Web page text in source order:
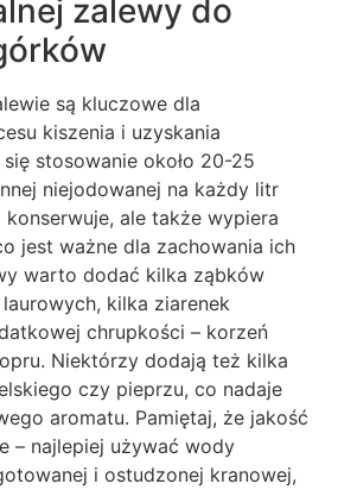
zalewy do
są kluczowe dla
kiszenia i uzyskania
stosowanie około 20-25
niejodowanej na każdy litr
ale także wypiera
jest ważne dla zachowania ich
warto dodać kilka ząbków
kilka ziarenek
chrupkości – korzeń
Niektórzy dodają też kilka
czy pieprzu, co nadaje
aromatu. Pamiętaj, że jakość
– najlepiej używać wody
i ostudzonej kranowej,